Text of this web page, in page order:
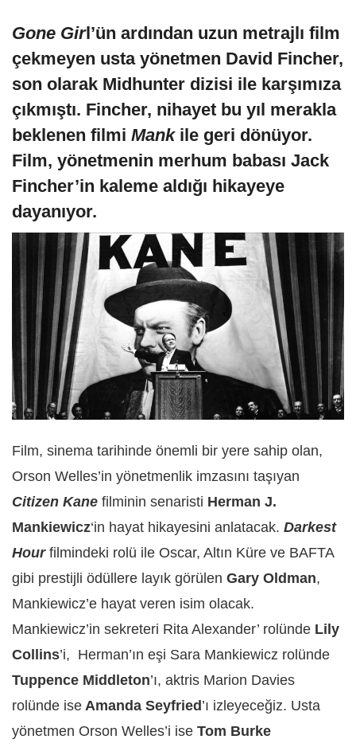
Gone Girl’ün ardından uzun metrajlı film
çekmeyen usta yönetmen David Fincher,
son olarak Midhunter dizisi ile karşımıza
çıkmıştı. Fincher, nihayet bu yıl merakla
beklenen filmi Mankile geri dönüyor.
Film, yönetmenin merhum babası Jack
Fincher’in kaleme aldığı hikayeye
dayanıyor.
Film, sinema tarihinde önemli bir yere sahip olan,
Orson Welles’in yönetmenlik imzasını taşıyan
Citizen Kane filminin senaristi Herman J.
Mankiewicz‘in hayat hikayesini anlatacak. Darkest
Hourfilmindeki rolü ile Oscar, Altın Küre ve BAFTA
gibi prestijli ödüllere layık görülen Gary Oldman,
Mankiewicz’e hayat veren isim olacak.
Mankiewicz’in sekreteri Rita Alexander’ rolünde Lily
Collins’i, Herman’ın eşi Sara Mankiewicz rolünde
Tuppence Middleton’ı, aktris Marion Davies
rolünde ise Amanda Seyfried’ı izleyeceğiz. Usta
yönetmen Orson Welles’i ise Tom Burke